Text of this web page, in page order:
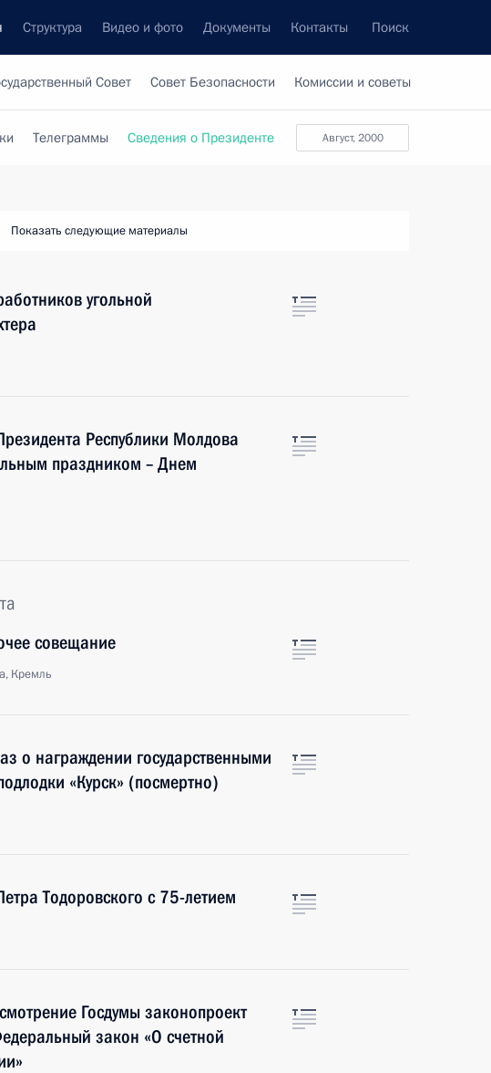
Структура Видео и фото Документы Контакты Поиск
Совет Совет Безопасности Комиссии и советы
август, 2000
Телеграммы Сведения о Президенте
Показать следующие материалы
угольной
Республики Молдова
праздником – Днем
совещание
Кремль
о награждении государственными
«Курск» (посмертно)
Тодоровского с 75-летием
Госдумы законопроект
закон «О счетной